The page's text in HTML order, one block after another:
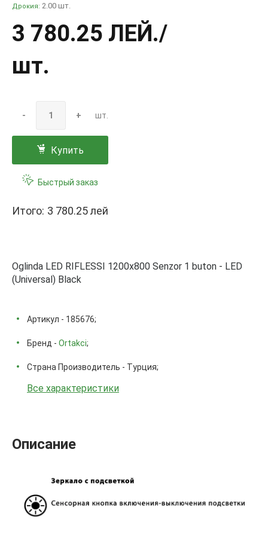
Дрокия: 2.00 шт.
3 780.25 ЛЕЙ./
шт.
- + шт.
Купить
Быстрый заказ
Итого: 3 780.25 лей
Oglinda LED RIFLESSI 1200x800 Senzor 1 buton - LED
(Universal) Black
Артикул - 185676;
Бренд - Ortakci;
Страна Производитель - Турция;
Все характеристики
Описание